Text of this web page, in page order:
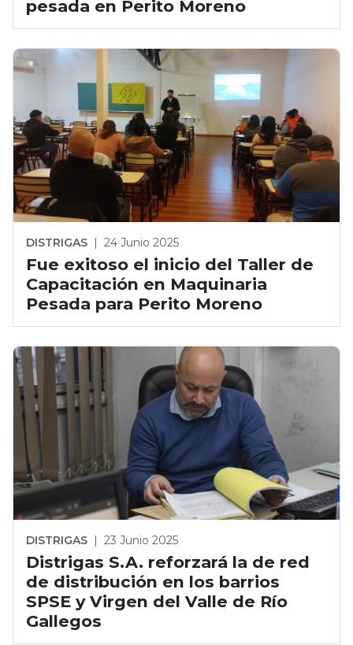
pesada en Perito Moreno
DISTRIGAS | 24 Junio 2025
Fue exitoso el inicio del Taller de
Capacitación en Maquinaria
Pesada para Perito Moreno
DISTRIGAS | 23 Junio 2025
Distrigas S.A. reforzará la de red
de distribución en los barrios
SPSE y Virgen del Valle de Río
Gallegos